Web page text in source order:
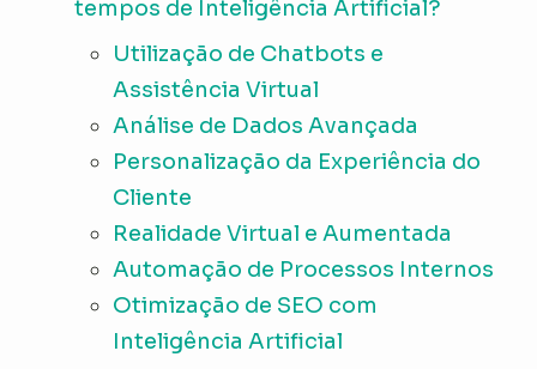
tempos de Inteligência Artificial?
Utilização de Chatbots e
Assistência Virtual
Análise de Dados Avançada
Personalização da Experiência do
Cliente
Realidade Virtual e Aumentada
Automação de Processos Internos
Otimização de SEO com
Inteligência Artificial